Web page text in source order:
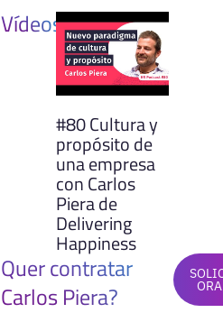
Vídeos
#80 Cultura y
propósito de
una empresa
con Carlos
Piera de
Delivering
Happiness
Quer contratar
Carlos Piera?